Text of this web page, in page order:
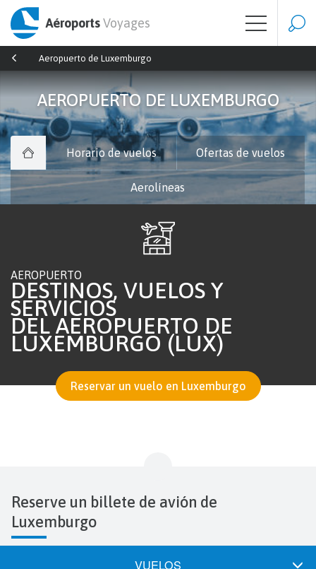
AéroportsVoyages
Aeropuerto de Luxemburgo
AEROPUERTO DE LUXEMBURGO
Horario de vuelos Ofertas de vuelos
Aerolíneas
AEROPUERTO
DESTINOS, VUELOS Y
SERVICIOS
DEL AEROPUERTO DE
LUXEMBURGO (LUX)
Reservar un vuelo en Luxemburgo
Reserve un billete de avión de
Luxemburgo